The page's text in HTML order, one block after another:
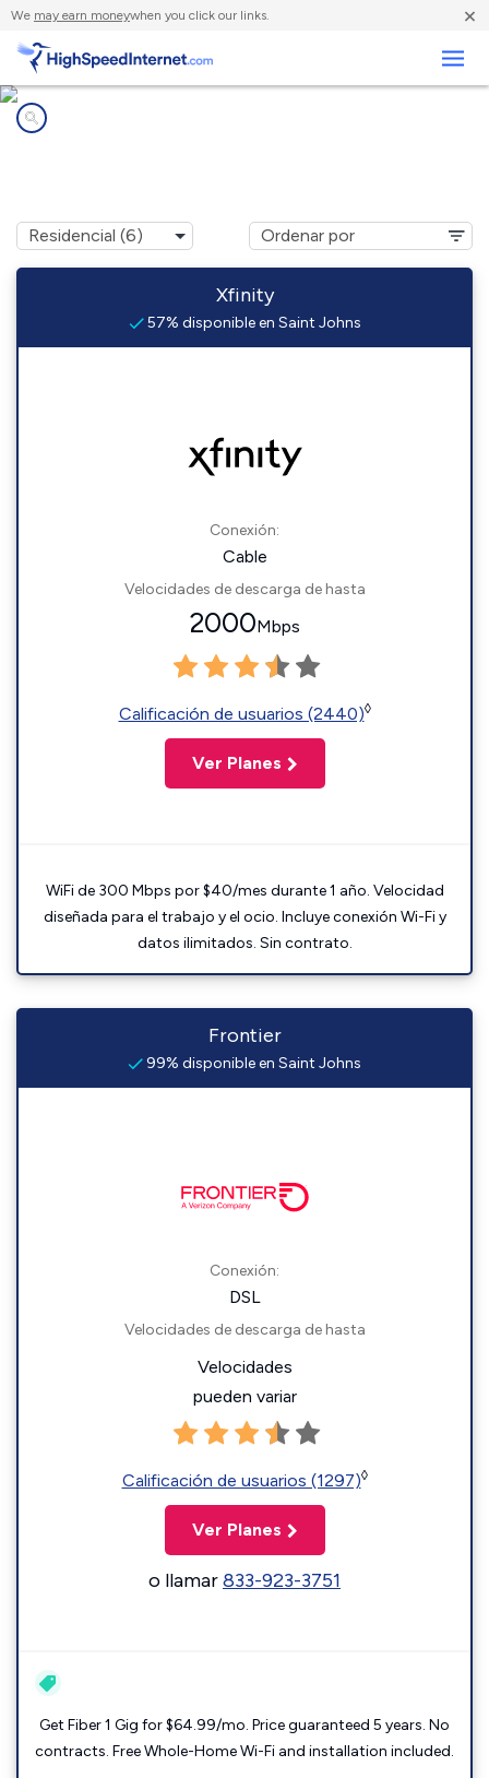
We may earn moneywhen you click our links. ×
Xfinity
57% disponible en Saint Johns
Conexión:
Cable
Velocidades de descarga de hasta
2000Mbps
Calificación de usuarios (2440)◊
Ver Planes
WiFi de 300 Mbps por $40/mes durante 1 año. Velocidad
diseñada para el trabajo y el ocio. Incluye conexión Wi-Fi y
datos ilimitados. Sin contrato.
Frontier
99% disponible en Saint Johns
Conexión:
DSL
Velocidades de descarga de hasta
Velocidades
pueden variar
Calificación de usuarios (1297)◊
Ver Planes
o llamar833-923-3751
Get Fiber 1 Gig for $64.99/mo. Price guaranteed 5 years. No
contracts. Free Whole-Home Wi-Fi and installation included.